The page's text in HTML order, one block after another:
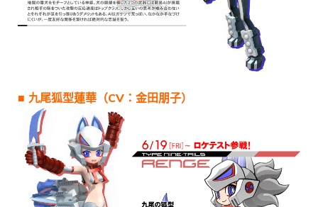
■ 九尾狐型蓮華（CV：金田朋子）